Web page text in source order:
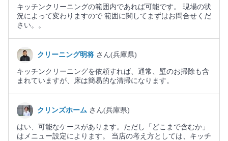
キッチンクリーニングの範囲内であれば可能です。 現場の状
況によって変わりますので 範囲に関してまずはお問合せくだ
さい。。
クリーニング明将 さん(兵庫県)
キッチンクリーニングを依頼すれば、通常、壁のお掃除も含
まれていますが、床は簡易的な清掃になります。
クリンズホーム さん(兵庫県)
はい、可能なケースがあります。ただし「どこまで含むか」
はメニュー設定によります。 当店の考え方としては、キッチ